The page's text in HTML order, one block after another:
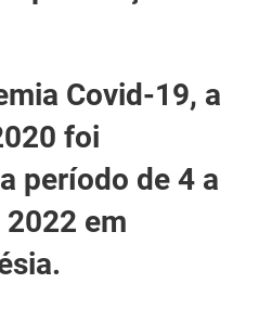
Covid-19, a
foi
período de 4 a
em